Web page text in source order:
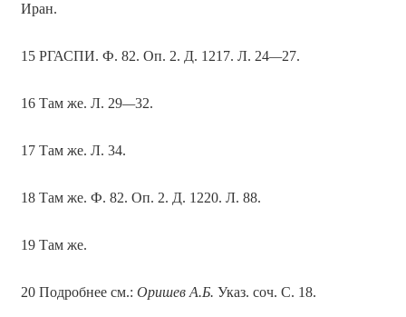
Иран.
15 РГАСПИ. Ф. 82. Оп. 2. Д. 1217. Л. 24—27.
16 Там же. Л. 29—32.
17 Там же. Л. 34.
18 Там же. Ф. 82. Оп. 2. Д. 1220. Л. 88.
19 Там же.
20 Подробнее см.: Оришев А.Б. Указ. соч. С. 18.